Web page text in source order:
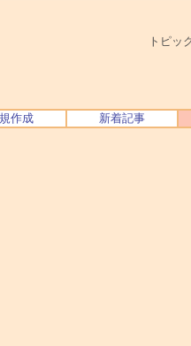
トピッ
作成 新着記事